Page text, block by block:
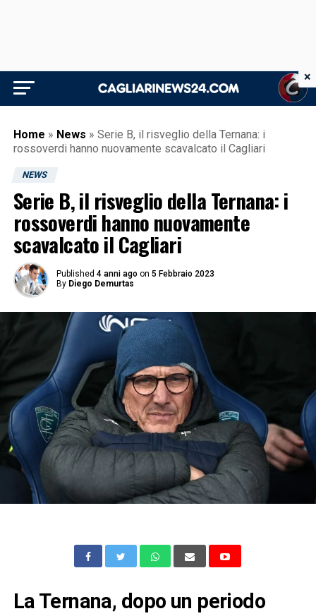
Home » News » Serie B, il risveglio della Ternana: i
rossoverdi hanno nuovamente scavalcato il Cagliari
NEWS
Serie B, il risveglio della Ternana: i
rossoverdi hanno nuovamente
scavalcato il Cagliari
Published 4 anni ago on 5 Febbraio 2023
By Diego Demurtas
La Ternana, dopo un periodo
×